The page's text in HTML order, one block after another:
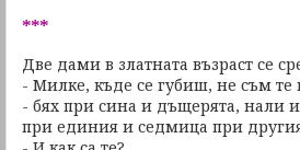
***
Две дами в златната възраст се
- Милке, къде се губиш, не съм
- бях при сина и дъщерята, нали
при единия и седмица при